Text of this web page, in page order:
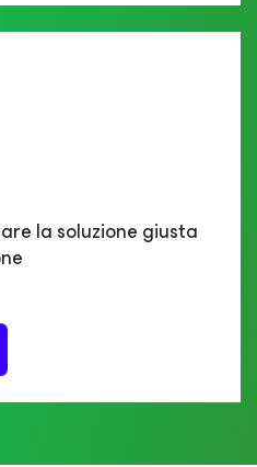
la soluzione giusta